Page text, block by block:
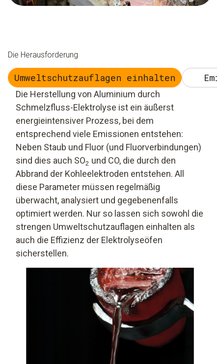
Die Herausforderung
Umweltschutzauflagen einhalten
Die Herstellung von Aluminium durch
Schmelzfluss-Elektrolyse ist ein äußerst
energieintensiver Prozess, bei dem
entsprechend viele Emissionen entstehen:
Neben Staub und Fluor (und Fluorverbindungen)
sind dies auch SO2 und CO, die durch den
Abbrand der Kohleelektroden entstehen. All
diese Parameter müssen regelmäßig
überwacht, analysiert und gegebenenfalls
optimiert werden. Nur so lassen sich sowohl die
strengen Umweltschutzauflagen einhalten als
auch die Effizienz der Elektrolyseöfen
sicherstellen.